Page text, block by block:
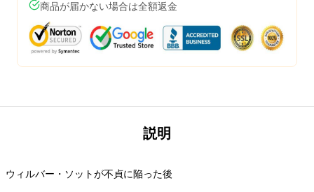
商品が届かない場合は全額返金
説明
ウィルバー・ソットが不貞に陥った後